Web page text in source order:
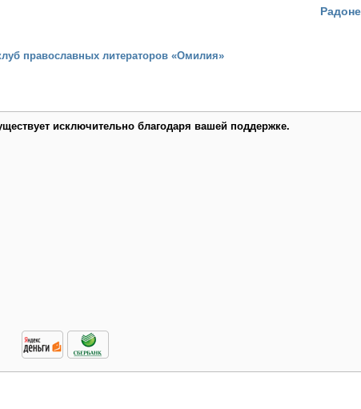
православных литераторов «Омилия»
исключительно благодаря вашей поддержке.